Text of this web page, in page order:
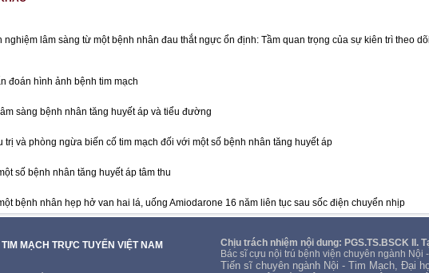
nghiệm lâm sàng từ một bệnh nhân đau thắt ngực ổn định: Tầm quan trọng của sự kiên trì theo
đoán hình ảnh bệnh tim mạch
sàng bệnh nhân tăng huyết áp và tiểu đường
và phòng ngừa biến cố tim mạch đối với một số bệnh nhân tăng huyết áp
số bệnh nhân tăng huyết áp tâm thu
bệnh nhân hẹp hở van hai lá, uống Amiodarone 16 năm liên tục sau sốc điện chuyển nhịp
MẠCH TRỰC TUYẾN VIỆT NAM
Chịu trách nhiệm nội dung: PGS.TS.BSCK II.
Bác sĩ cựu nội trú bệnh viện chuyên ngành Nội
Tiến sĩ chuyên ngành Nội - Tim Mạch, Đại